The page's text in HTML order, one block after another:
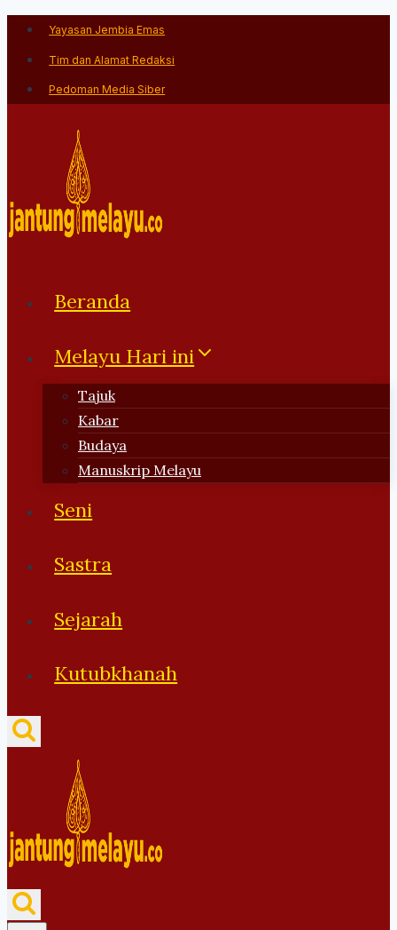
Skip
Yayasan Jembia Emas
Tim dan Alamat Redaksi
Pedoman Media Siber
Beranda
Melayu Hari ini
Tajuk
Kabar
Budaya
Manuskrip Melayu
Seni
Sastra
Sejarah
Kutubkhanah